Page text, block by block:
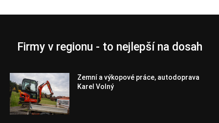
Firmy v regionu - to nejlepší na dosah
Zemní a výkopové práce, autodoprava
Karel Volný